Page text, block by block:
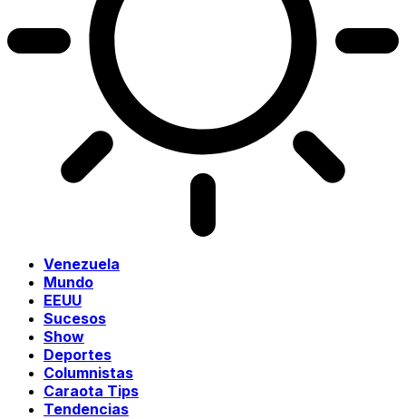
Venezuela
Mundo
EEUU
Sucesos
Show
Deportes
Columnistas
Caraota Tips
Tendencias